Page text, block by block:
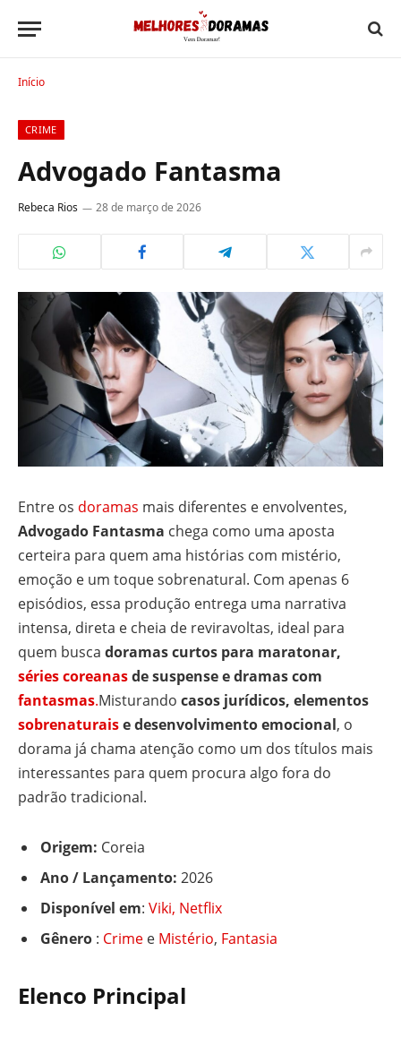
Início
CRIME
Advogado Fantasma
Rebeca Rios 28 de março de 2026
Entre os doramas mais diferentes e envolventes,
Advogado Fantasma chega como uma aposta
certeira para quem ama histórias com mistério,
emoção e um toque sobrenatural. Com apenas 6
episódios, essa produção entrega uma narrativa
intensa, direta e cheia de reviravoltas, ideal para
quem busca doramas curtos para maratonar,
séries coreanasde suspense e dramas com
fantasmas.Misturando casos jurídicos, elementos
sobrenaturaise desenvolvimento emocional, o
dorama já chama atenção como um dos títulos mais
interessantes para quem procura algo fora do
padrão tradicional.
Origem: Coreia
Ano / Lançamento: 2026
Disponível em: Viki, Netflix
Gênero : Crime e Mistério, Fantasia
Elenco Principal